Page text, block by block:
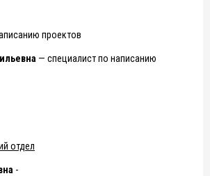
проектов
— специалист по написанию
отдел
-